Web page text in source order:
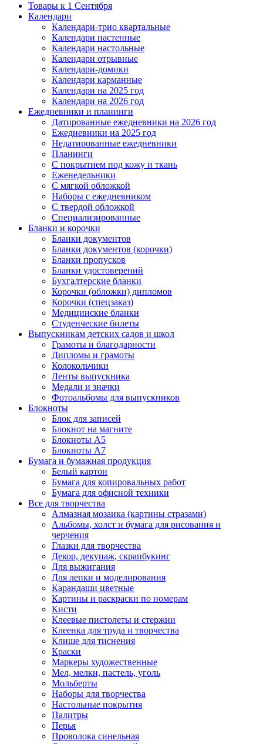
Товары к 1 Сентября
Календари
Календари-трио квартальные
Календари настенные
Календари настольные
Календари отрывные
Календари-домики
Календари карманные
Календари на 2025 год
Календари на 2026 год
Ежедневники и планинги
Датированные ежедневники на 2026 год
Ежедневники на 2025 год
Недатированные ежедневники
Планинги
С покрытием под кожу и ткань
Еженедельники
С мягкой обложкой
Наборы с ежедневником
С твердой обложкой
Специализированные
Бланки и корочки
Бланки документов
Бланки документов (корочки)
Бланки пропусков
Бланки удостоверений
Бухгалтерские бланки
Корочки (обложки) дипломов
Корочки (спецзаказ)
Медицинские бланки
Студенческие билеты
Выпускникам детских садов и школ
Грамоты и благодарности
Дипломы и грамоты
Колокольчики
Ленты выпускника
Медали и значки
Фотоальбомы для выпускников
Блокноты
Блок для записей
Блокнот на магните
Блокноты А5
Блокноты А7
Бумага и бумажная продукция
Белый картон
Бумага для копировальных работ
Бумага для офисной техники
Все для творчества
Алмазная мозаика (картины стразами)
Альбомы, холст и бумага для рисования и
черчения
Глазки для творчества
Декор, декупаж, скрапбукинг
Для выжигания
Для лепки и моделирования
Карандаши цветные
Картины и раскраски по номерам
Кисти
Клеевые пистолеты и стержни
Клеенка для труда и творчества
Клише для тиснения
Краски
Маркеры художественные
Мел, мелки, пастель, уголь
Мольберты
Наборы для творчества
Настольные покрытия
Палитры
Перья
Проволока синельная